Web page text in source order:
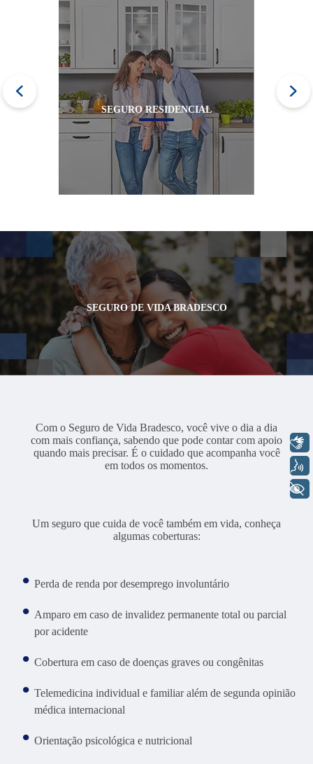
SEGURO RESIDENCIAL
SEGURO DE VIDA BRADESCO
Com o Seguro de Vida Bradesco, você vive o dia a dia
com mais confiança, sabendo que pode contar com apoio
quando mais precisar. É o cuidado que acompanha você
em todos os momentos.
Um seguro que cuida de você também em vida, conheça
algumas coberturas:
Perda de renda por desemprego involuntário
Amparo em caso de invalidez permanente total ou parcial
por acidente
Cobertura em caso de doenças graves ou congênitas
Telemedicina individual e familiar além de segunda opinião
médica internacional
Orientação psicológica e nutricional
Libras